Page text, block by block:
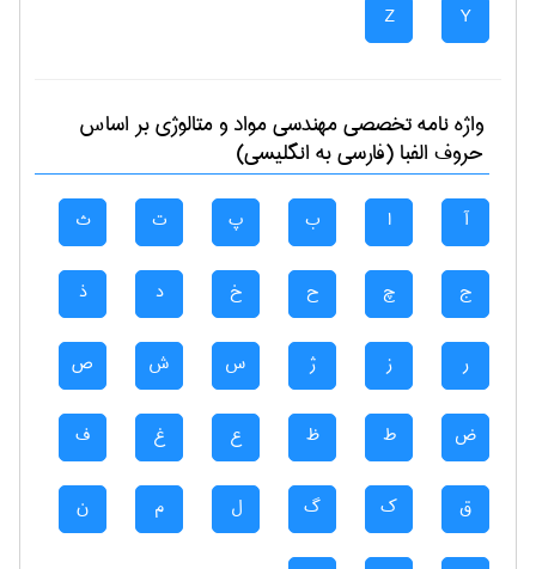
Y
Z
واژه نامه تخصصیمهندسی مواد و متالوژیبر اساس
حروف الفبا (فارسی به انگلیسی)
آ ا ب پ ت ث
ج چ ح خ د ذ
ر ز ژ س ش ص
ض ط ظ ع غ ف
ق ک گ ل م ن